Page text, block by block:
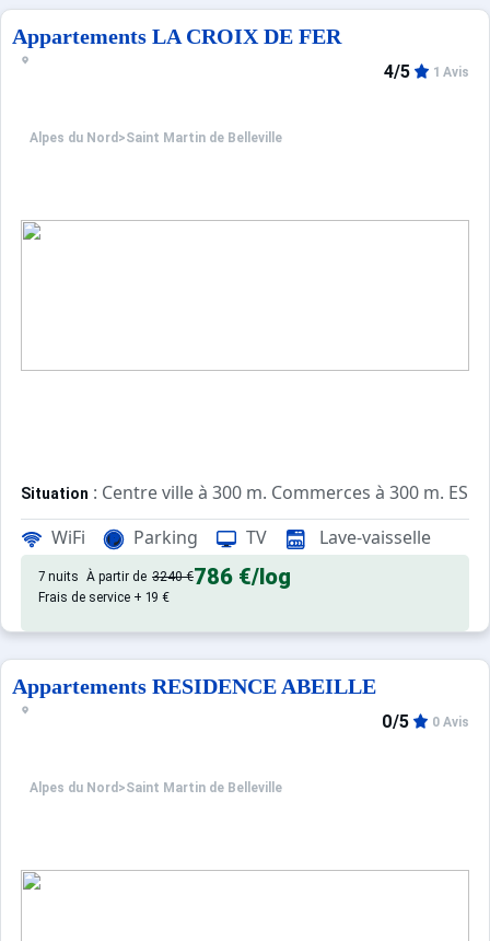
Appartements LA CROIX DE FER
Alpes du Nord >Saint Martin de Belleville
4/5 1 Avis
Situation : Centre ville à 300 m. Commerces à 300 m. ESF
Appartement de particulier : Appartements confortables et
WiFi Parking TV Lave-vaisselle
7 nuits À partir de 3240 €786 €/log
Frais de service + 19 €
Appartements RESIDENCE ABEILLE
Alpes du Nord >Saint Martin de Belleville
0/5 0 Avis